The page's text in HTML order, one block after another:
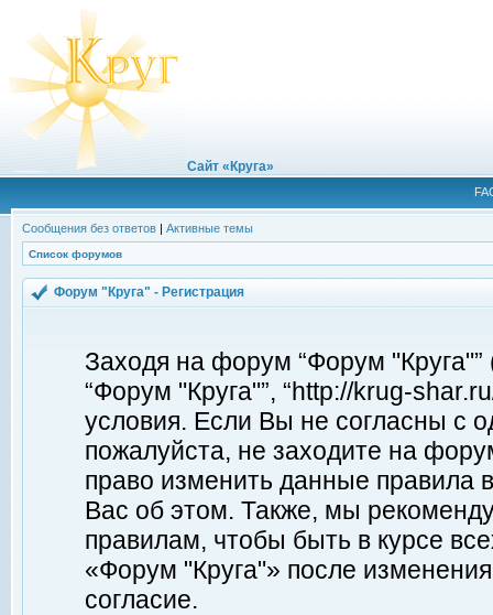
Сайт «Круга»
Сообщения без ответов | Активные темы
Список форумов
Форум "Круга" - Регистрация
Заходя на форум “Форум
“Форум "Круга"”, “http://krug-
условия. Если Вы не согласны с
пожалуйста, не заходите на
право изменить данные правила
Вас об этом. Также, мы
правилам, чтобы быть в курсе
«Форум "Круга"» после
согласие.